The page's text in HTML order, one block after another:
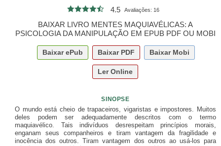
4.5 Avaliações: 16
BAIXAR LIVRO MENTES MAQUIAVÉLICAS: A
PSICOLOGIA DA MANIPULAÇÃO EM EPUB PDF OU MOBI
Baixar ePub Baixar PDF Baixar Mobi
Ler Online
SINOPSE
O mundo está cheio de trapaceiros, vigaristas e impostores. Muitos
deles podem ser adequadamente descritos com o termo
maquiavélico. Tais indivíduos desrespeitam princípios morais,
enganam seus companheiros e tiram vantagem da fragilidade e
inocência dos outros. Tiram vantagem dos outros ao usá-los para